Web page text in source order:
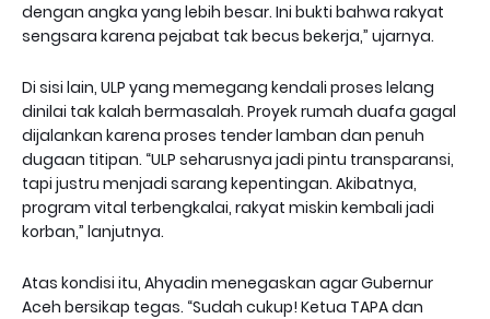
dengan angka yang lebih besar. Ini bukti bahwa rakyat
sengsara karena pejabat tak becus bekerja,” ujarnya.
Di sisi lain, ULP yang memegang kendali proses lelang
dinilai tak kalah bermasalah. Proyek rumah duafa gagal
dijalankan karena proses tender lamban dan penuh
dugaan titipan. “ULP seharusnya jadi pintu transparansi,
tapi justru menjadi sarang kepentingan. Akibatnya,
program vital terbengkalai, rakyat miskin kembali jadi
korban,” lanjutnya.
Atas kondisi itu, Ahyadin menegaskan agar Gubernur
Aceh bersikap tegas. “Sudah cukup! Ketua TAPA dan